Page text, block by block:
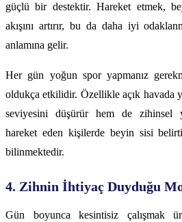
güçlü bir destektir. Hareket etmek,
akışını artırır, bu da daha iyi
anlamına gelir.
Her gün yoğun spor yapmanız
oldukça etkilidir. Özellikle açık havada
seviyesini düşürür hem de zihinsel
hareket eden kişilerde beyin sisi
bilinmektedir.
4. Zihnin İhtiyaç Duyduğu
Gün boyunca kesintisiz çalışmak